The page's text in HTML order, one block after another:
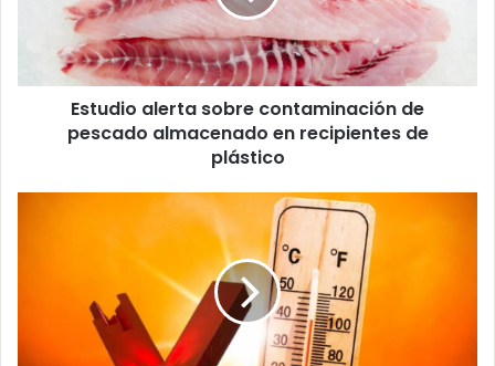
pescado
almacenado
recipientes
plástico
Estudio alerta sobre contaminación de
pescado almacenado en recipientes de
plástico